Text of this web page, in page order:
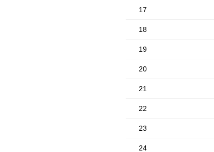
17
18
19
20
21
22
23
24